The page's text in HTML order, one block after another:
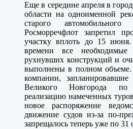
Еще в середине апреля в
области на одноименной
старого автомобильного
Росморречфлот запретил
участку вплоть до 15
времени все
рухнувших конструкций и
выполнены в полном
компании,
Великого Новгорода по
реализацию намеченных
новое распоряжение
движение судов из-за по-
запрещалось теперь уже по 31